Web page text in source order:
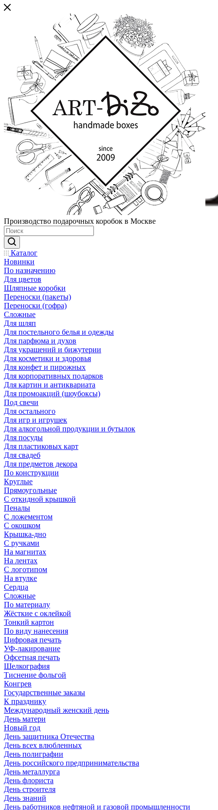
Производство подарочных коробок в Москве
Каталог
Новинки
По назначению
Для цветов
Шляпные коробки
Переноски (пакеты)
Переноски (гофра)
Сложные
Для шляп
Для постельного белья и одежды
Для парфюма и духов
Для украшений и бижутерии
Для косметики и здоровья
Для конфет и пирожных
Для корпоративных подарков
Для картин и антиквариата
Для промоакций (шоубоксы)
Под свечи
Для остального
Для игр и игрушек
Для алкогольной продукции и бутылок
Для посуды
Для пластиковых карт
Для свадеб
Для предметов декора
По конструкции
Круглые
Прямоугольные
С откидной крышкой
Пеналы
С ложементом
С окошком
Крышка-дно
С ручками
На магнитах
На лентах
С логотипом
На втулке
Сердца
Сложные
По материалу
Жёсткие с оклейкой
Тонкий картон
По виду нанесения
Цифровая печать
УФ-лакирование
Офсетная печать
Шелкография
Тиснение фольгой
Конгрев
Государственные заказы
К празднику
Международный женский день
День матери
Новый год
День защитника Отечества
День всех влюбленных
День полиграфии
День российского предпринимательства
День металлурга
День флориста
День строителя
День знаний
День работников нефтяной и газовой промышленности